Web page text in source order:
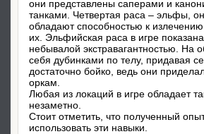
они представлены саперами и
танками. Четвертая раса – эльфы,
обладают способностью к
их. Эльфийская раса в игре
небывалой экстравагантностью. На
себя дубинками по телу, придавая
достаточно бойко, ведь они
оркам.
Любая из локаций в игре обладает
незаметно.
Стоит отметить, что полученный
использовать эти навыки.